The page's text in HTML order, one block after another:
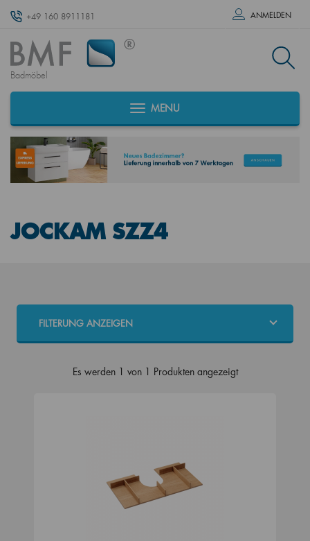
+49 160 8911181 ANMELDEN
Badmöbel
MENU
JOCKAM SZZ4
FILTERUNG ANZEIGEN
Es werden 1 von 1 Produkten angezeigt